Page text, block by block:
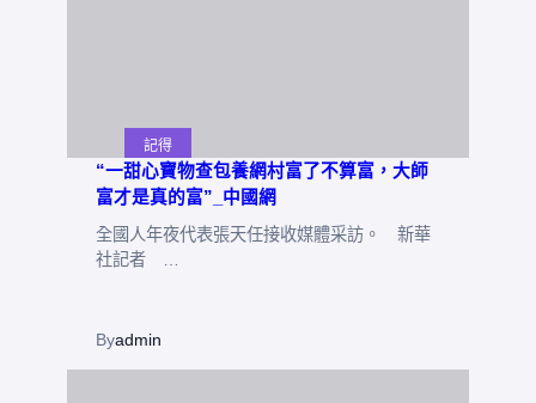
記得
“一甜心寶物查包養網村富了不算富，大師
富才是真的富”_中國網
全國人年夜代表張天任接收媒體采訪。 新華
社記者 …
Byadmin